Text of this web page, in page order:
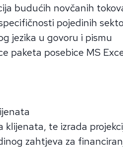
budućih novčanih
pojedinih
jezika u govoru i pismu
paketa posebice MS
klijenata, te izrada
zahtjeva za